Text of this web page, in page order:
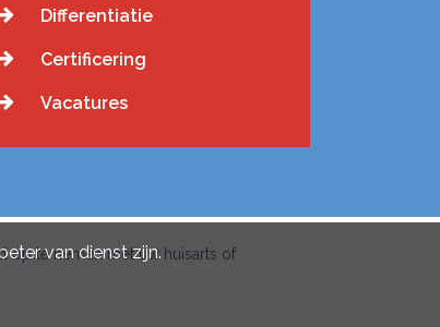
Differentiatie
Certificering
Vacatures
op te nemen met uw huisarts of
van dienst zijn.